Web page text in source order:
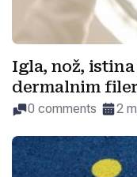
Igla, nož,
dermalnim
0 comments 2